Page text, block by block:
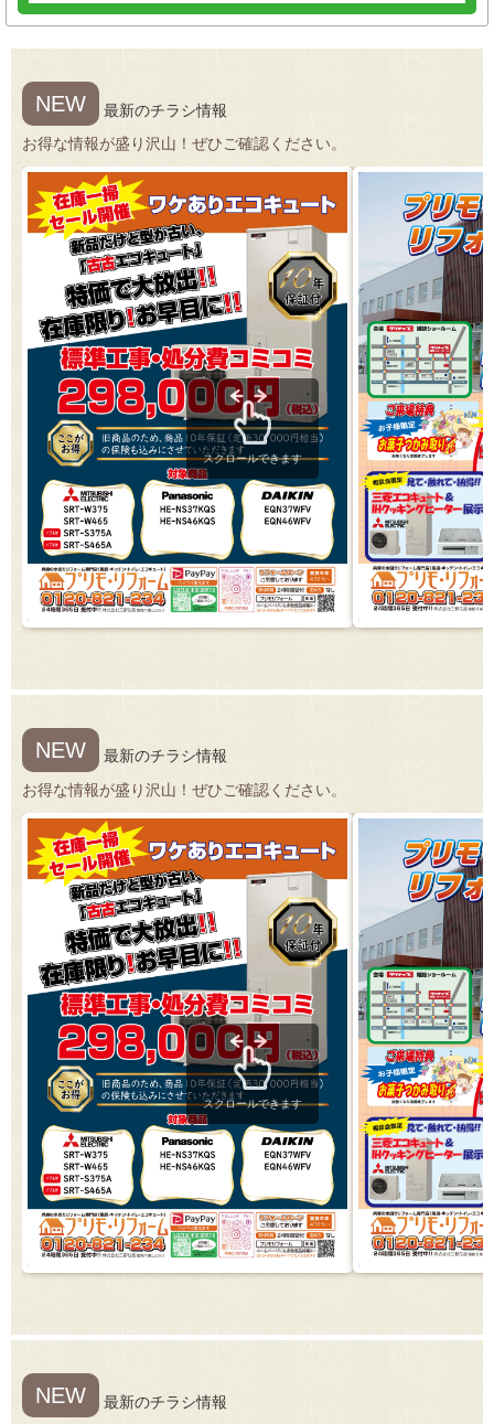
NEW
最新のチラシ情報
お得な情報が盛り沢山！ぜひご確認ください。
スクロールできます
NEW
最新のチラシ情報
お得な情報が盛り沢山！ぜひご確認ください。
スクロールできます
NEW
最新のチラシ情報